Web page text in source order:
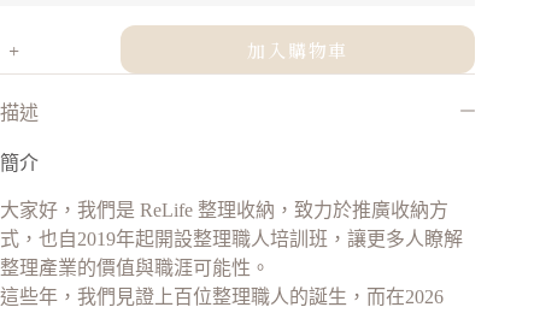
加入購物車
描述
簡介
大家好，我們是 ReLife 整理收納，致力於推廣收納方
式，也自2019年起開設整理職人培訓班，讓更多人瞭解
整理產業的價值與職涯可能性。
這些年，我們見證上百位整理職人的誕生，而在2026